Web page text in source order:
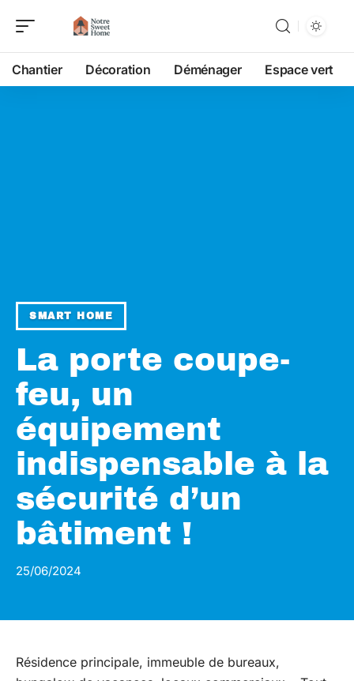
Chantier Décoration Déménager Espace vert
SMART HOME
La porte coupe-
feu, un
équipement
indispensable à la
sécurité d’un
bâtiment !
25/06/2024
Résidence principale, immeuble de bureaux,